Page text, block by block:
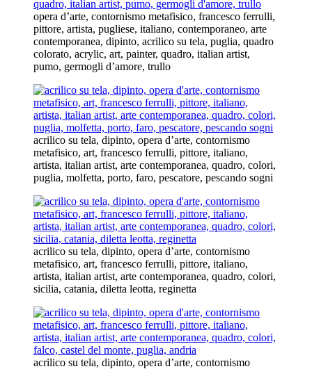
opera d’arte, contornismo metafisico, francesco ferrulli,
pittore, artista, pugliese, italiano, contemporaneo, arte
contemporanea, dipinto, acrilico su tela, puglia, quadro
colorato, acrylic, art, painter, quadro, italian artist,
pumo, germogli d’amore, trullo
acrilico su tela, dipinto, opera d’arte, contornismo
metafisico, art, francesco ferrulli, pittore, italiano,
artista, italian artist, arte contemporanea, quadro, colori,
puglia, molfetta, porto, faro, pescatore, pescando sogni
acrilico su tela, dipinto, opera d’arte, contornismo
metafisico, art, francesco ferrulli, pittore, italiano,
artista, italian artist, arte contemporanea, quadro, colori,
sicilia, catania, diletta leotta, reginetta
acrilico su tela, dipinto, opera d’arte, contornismo